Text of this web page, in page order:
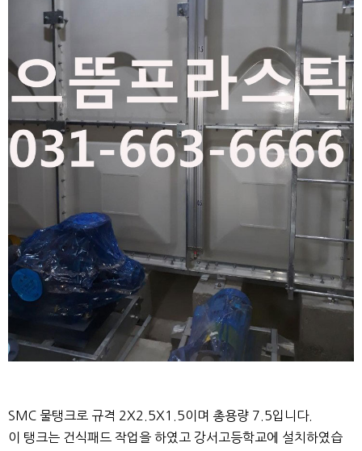
SMC 물탱크로 규격 2X2.5X1.5이며 총용량 7.5입니다.
이 탱크는 건식패드 작업을 하였고 강서고등학교에 설치하였습